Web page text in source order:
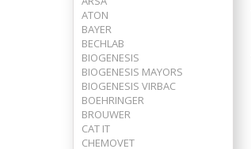
ATON
BAYER
BECHLAB
BIOGENESIS
BIOGENESIS MAYORS
BIOGENESIS VIRBAC
BOEHRINGER
BROUWER
CAT IT
CHEMOVET